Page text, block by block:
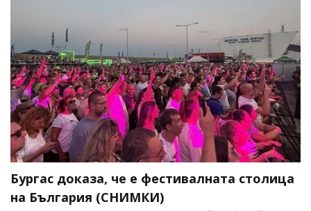
Бургас доказа, че е фестивалната столица
на България (СНИМКИ)